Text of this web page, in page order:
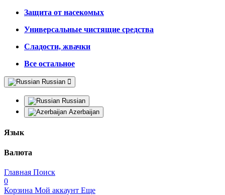
Защита от насекомых
Универсальные чистящие средства
Сладости, жвачки
Все остальное
Russian
Russian
Azerbaijan
Язык
Валюта
Главная Поиск
0
Корзина Мой аккаунт Еще